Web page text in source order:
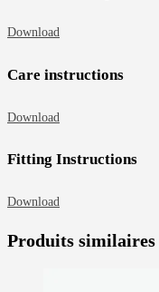
Download
Care instructions
Download
Fitting Instructions
Download
Produits similaires